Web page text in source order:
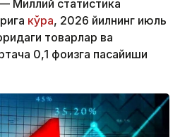
Миллий статистика
кўра, 2026 йилнинг июль
товарлар ва
0,1 фоизга пасайиши